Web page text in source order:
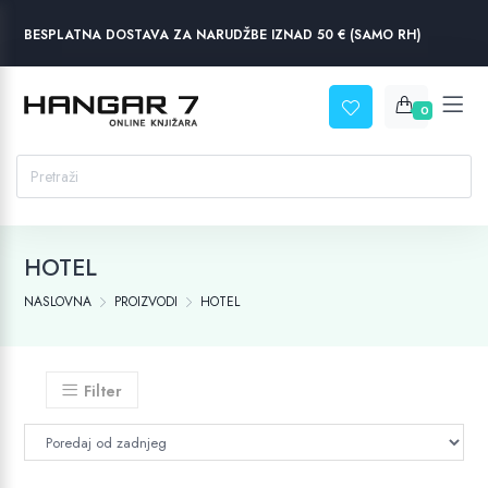
BESPLATNA DOSTAVA ZA NARUDŽBE IZNAD 50 € (SAMO RH)
0
HOTEL
NASLOVNA PROIZVODI HOTEL
Filter